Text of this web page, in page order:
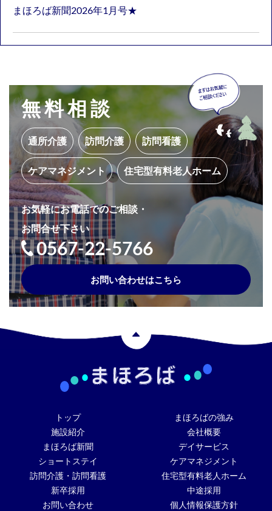
まほろば新聞2026年1月号★
無料相談
通所介護 訪問介護 訪問看護
ケアマネジメント 住宅型有料老人ホーム
お気軽にお電話でのご相談・
お問合せ下さい
0567-22-5766
お問い合わせはこちら
トップ
まほろばの強み
施設紹介
会社概要
まほろば新聞
デイサービス
ショートステイ
ケアマネジメント
訪問介護・訪問看護
住宅型有料老人ホーム
新卒採用
中途採用
お問い合わせ
個人情報保護方針